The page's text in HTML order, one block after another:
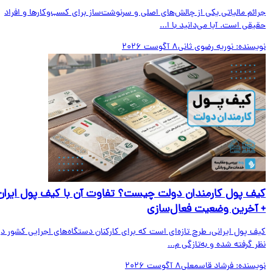
مالیاتی یکی از چالش‌های اصلی و سرنوشت‌ساز برای کسب‌وکارها و افراد
است. آیا می‌دانید با ا...
نوریه رضوی ثانی8 آگوست 2026
پول کارمندان دولت چیست؟ تفاوت آن با کیف پول ایران
وضعیت فعال‌سازی
پول ایرانی، طرح تازه‌ای است که برای کارکنان دستگاه‌های اجرایی کشور در
گرفته شده و به‌تازگی م...
فرشاد قاسمعلی8 آگوست 2026